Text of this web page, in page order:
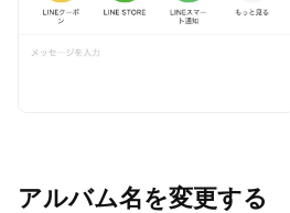
アルバム名を変更する